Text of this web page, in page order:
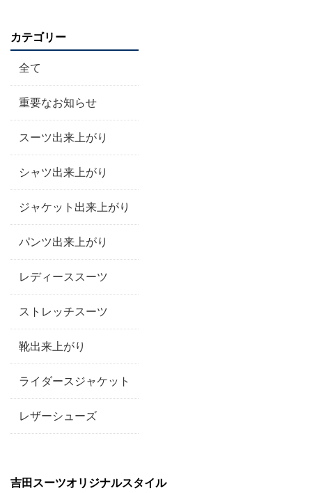
カテゴリー
全て
重要なお知らせ
スーツ出来上がり
シャツ出来上がり
ジャケット出来上がり
パンツ出来上がり
レディーススーツ
ストレッチスーツ
靴出来上がり
ライダースジャケット
レザーシューズ
吉田スーツオリジナルスタイル